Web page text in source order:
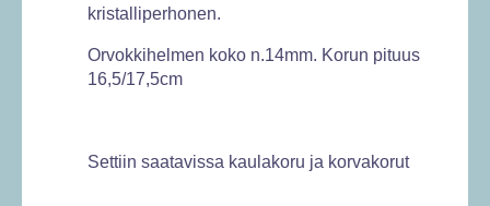
kristalliperhonen.
Orvokkihelmen koko n.14mm. Korun pituus
16,5/17,5cm
Settiin saatavissa kaulakoru ja korvakorut